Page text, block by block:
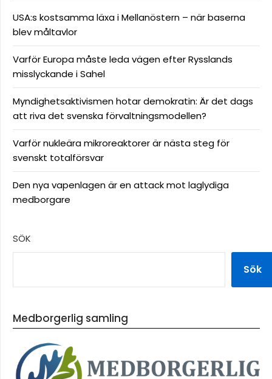
USA:s kostsamma läxa i Mellanöstern – när baserna
blev måltavlor
Varför Europa måste leda vägen efter Rysslands
misslyckande i Sahel
Myndighetsaktivismen hotar demokratin: Är det dags
att riva det svenska förvaltningsmodellen?
Varför nukleära mikroreaktorer är nästa steg för
svenskt totalförsvar
Den nya vapenlagen är en attack mot laglydiga
medborgare
SÖK
Sök
Medborgerlig samling